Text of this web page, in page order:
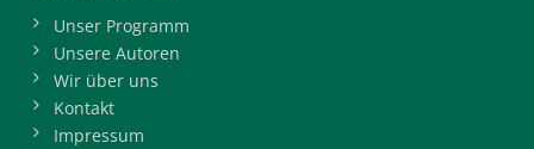
Unser Programm
Unsere Autoren
Wir über uns
Kontakt
Impressum